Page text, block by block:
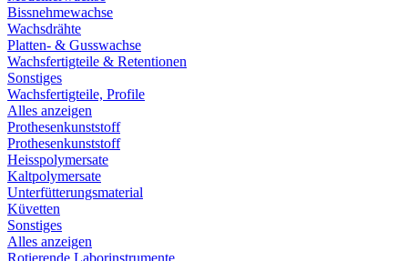
Bissnehmewachse
Wachsdrähte
Platten- & Gusswachse
Wachsfertigteile & Retentionen
Sonstiges
Wachsfertigteile, Profile
Alles anzeigen
Prothesenkunststoff
Prothesenkunststoff
Heisspolymersate
Kaltpolymersate
Unterfütterungsmaterial
Küvetten
Sonstiges
Alles anzeigen
Rotierende Laborinstrumente